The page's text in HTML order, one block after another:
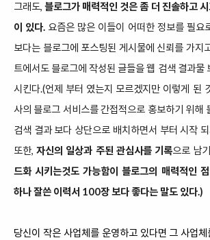
그래도,블로그가 매력적인 것은 좀 더 진솔하고
이 있다. 요즘은 많은 이들이 어떠한 정보를 필요
보다는 블로그에 포스팅된 게시물에 신뢰를 가지
트에서도 블로그에 작성된 글들을 웹 검색 결과물
시킨다.(언제 부터 였는지 모르겠지만 이렇게 된
사의 블로그 서비스를 간접적으로 홍보하기 위해
검색 결과 보다 상단으로 배치하면서 부터 시작
또한,자신의 일상과 주된 관심사를 기록으로 남
드화 시키는것도 가능함이 블로그의 매력적인
하나 잘쓴 이력서 100장 보다 좋다는 말도 있다.)
당신이 작은 사업체를 운영하고 있다면 그 사업